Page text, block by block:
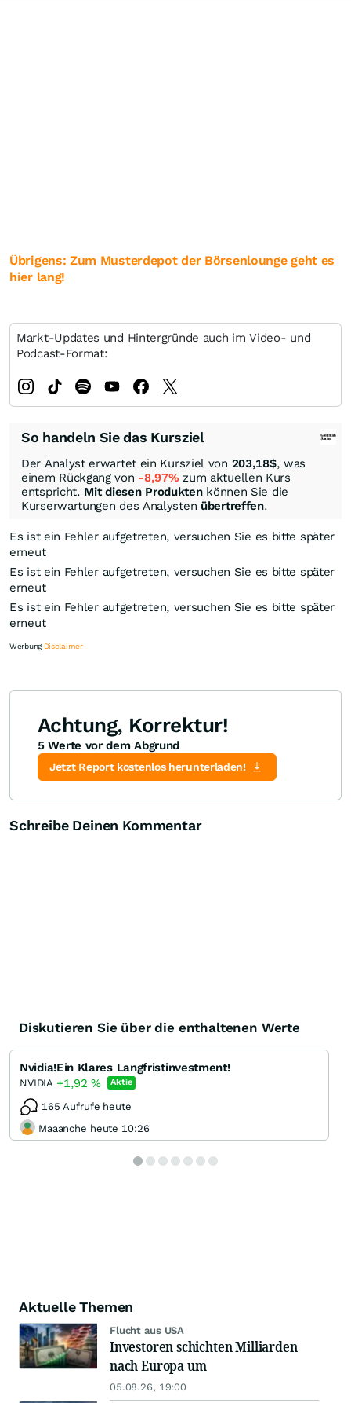
Übrigens: Zum Musterdepot der Börsenlounge geht es
hier lang!
Markt-Updates und Hintergründe auch im Video- und
Podcast-Format:
So handeln Sie das Kursziel
Der Analyst erwartet ein Kursziel von 203,18$, was
einem Rückgang von -8,97% zum aktuellen Kurs
entspricht. Mit diesen Produktenkönnen Sie die
Kurserwartungen des Analysten übertreffen.
Es ist ein Fehler aufgetreten, versuchen Sie es bitte später
erneut
Es ist ein Fehler aufgetreten, versuchen Sie es bitte später
erneut
Es ist ein Fehler aufgetreten, versuchen Sie es bitte später
erneut
Knock-Out-Suche
Optionsschein-Suche
Zertifikate-Suche
Werbung Disclaimer
Achtung, Korrektur!
5 Werte vor dem Abgrund
Jetzt Report kostenlos herunterladen!
Schreibe Deinen Kommentar
Diskutieren Sie über die enthaltenen Werte
Nvidia!Ein Klares Langfristinvestment!
NVIDIA +1,92% Aktie
165 Aufrufe heute
Maaanche heute 10:26
Aktuelle Themen
Flucht aus USA
Investoren schichten Milliarden
nach Europa um
05.08.26, 19:00